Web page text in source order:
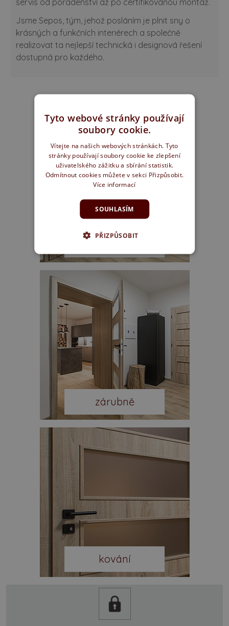
Jsme Sepos, tým, jehož posláním je plnit sny o
krásných a funkčních interiérech a společně
realizovat ta nejlepší technická i designová řešení
dostupná pro každého.
zárubně
kování
Tyto webové stránky používají
soubory cookie.
Vítejte na našich webových stránkách. Tyto
stránky používají soubory cookie ke zlepšení
uživatelského zážitku a sbírání statistik.
Odmítnout cookies můžete v sekci Přizpůsobit.
Více informací
SOUHLASÍM
PŘIZPŮSOBIT